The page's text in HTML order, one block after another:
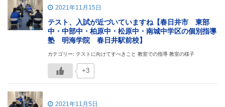
2021年11月15日
テスト、入試が近づいていますね【春日井市 東部
中・中部中・柏原中・松原中・南城中学区の個別指導
塾 明海学院 春日井駅前校】
カテゴリー: テストに向けてすべきこと 教室での指導 教室の様子
+3
2021年11月5日